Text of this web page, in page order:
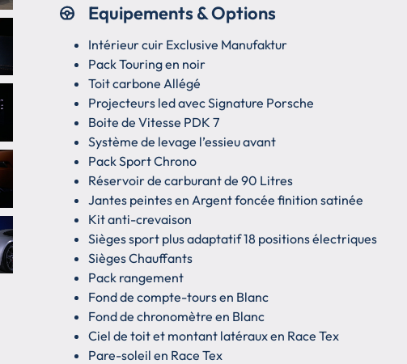
Equipements & Options
Intérieur cuir Exclusive Manufaktur
Pack Touring en noir
Toit carbone Allégé
Projecteurs led avec Signature Porsche
Boite de Vitesse PDK 7
Système de levage l’essieu avant
Pack Sport Chrono
Réservoir de carburant de 90 Litres
Jantes peintes en Argent foncée finition satinée
Kit anti-crevaison
Sièges sport plus adaptatif 18 positions électriques
Sièges Chauffants
Pack rangement
Fond de compte-tours en Blanc
Fond de chronomètre en Blanc
Ciel de toit et montant latéraux en Race Tex
Pare-soleil en Race Tex